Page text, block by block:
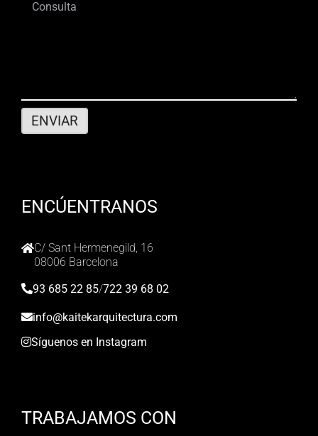
ENCÚENTRANOS
C/ Sant Hermenegild, 16
08006 Barcelona
93 685 22 85/722 39 68 02
info@kaitekarquitectura.com
Síguenos en Instagram
TRABAJAMOS CON